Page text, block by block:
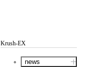
Krush-EX
news